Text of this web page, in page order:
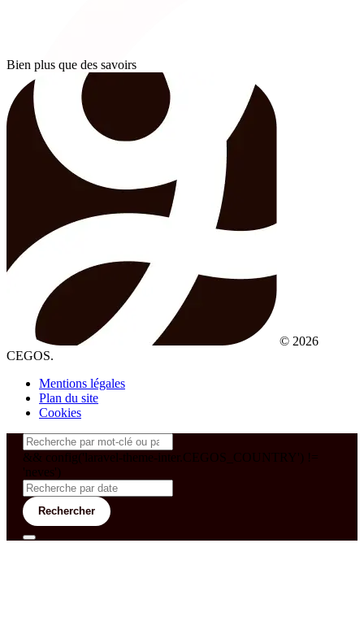
Bien plus que des savoirs
© 2026
CEGOS.
Mentions légales
Plan du site
Cookies
&& config('laravel-theme-inter.CEGOS_COUNTRY') !=
'neves')
Rechercher